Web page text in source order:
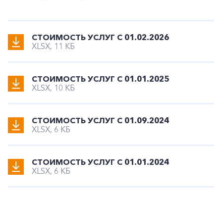
СТОИМОСТЬ УСЛУГ С 01.02.2026
XLSX, 11 КБ
СТОИМОСТЬ УСЛУГ С 01.01.2025
XLSX, 10 КБ
СТОИМОСТЬ УСЛУГ С 01.09.2024
XLSX, 6 КБ
СТОИМОСТЬ УСЛУГ С 01.01.2024
XLSX, 6 КБ